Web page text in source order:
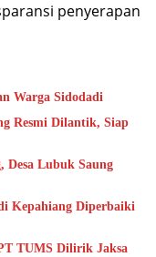
penyerapan
Warga Sidodadi
Resmi Dilantik, Siap
Desa Lubuk Saung
Kepahiang Diperbaiki
TUMS Dilirik Jaksa